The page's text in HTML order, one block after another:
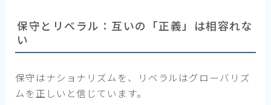
保守とリベラル：互いの「正義」は相容れな
い
保守はナショナリズムを、リベラルはグローバリズ
ムを正しいと信じています。